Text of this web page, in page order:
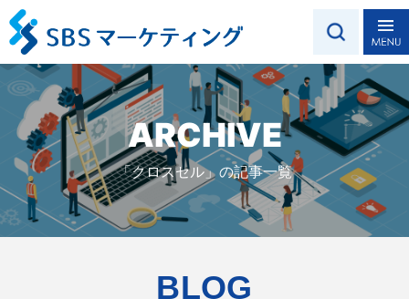
ARCHIVE
「クロスセル」の記事一覧
BLOG